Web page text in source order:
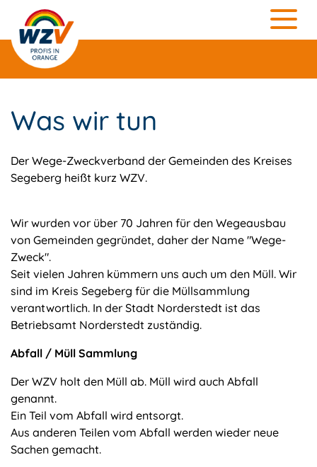
Was wir tun
Der Wege-Zweckverband der Gemeinden des Kreises
Segeberg heißt kurz WZV.
Wir wurden vor über 70 Jahren für den Wegeausbau
von Gemeinden gegründet, daher der Name "Wege-
Zweck".
Seit vielen Jahren kümmern uns auch um den Müll. Wir
sind im Kreis Segeberg für die Müllsammlung
verantwortlich. In der Stadt Norderstedt ist das
Betriebsamt Norderstedt zuständig.
Abfall / Müll Sammlung
Der WZV holt den Müll ab. Müll wird auch Abfall
genannt.
Ein Teil vom Abfall wird entsorgt.
Aus anderen Teilen vom Abfall werden wieder neue
Sachen gemacht.